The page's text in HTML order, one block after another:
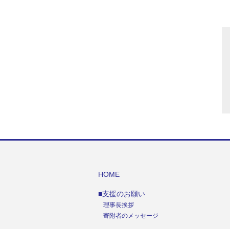
HOME
■支援のお願い
理事長挨拶
寄附者のメッセージ